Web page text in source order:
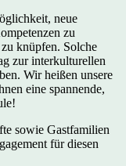
neue
zu
knüpfen. Solche
zur interkulturellen
Wir heißen unsere
eine spannende,
sowie Gastfamilien
für diesen